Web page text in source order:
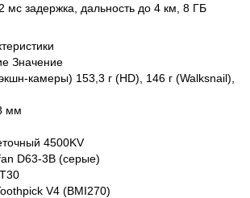
мс задержка, дальность до 4 км, 8 ГБ
Значение
камеры) 153,3 г (HD), 146 г (Walksnail),
мм
4500KV
D63-3B (серые)
V4 (BMI270)